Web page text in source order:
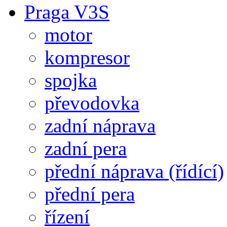
Praga V3S
motor
kompresor
spojka
převodovka
zadní náprava
zadní pera
přední náprava (řídící)
přední pera
řízení